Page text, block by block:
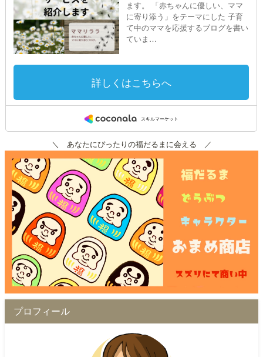
＼ あなたにぴったりの福だるまに会える ／
プロフィール